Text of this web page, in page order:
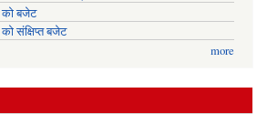
को बजेट
संक्षिप्त बजेट
more